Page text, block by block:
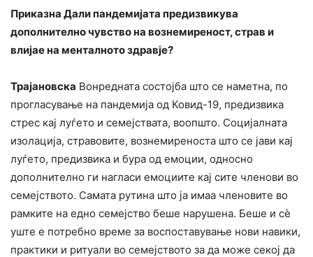
Приказна Дали пандемијата предизвикува
дополнително чувство на вознемиреност, страв и
влијае на менталното здравје?
Трајановска Вонредната состојба што се наметна, по
прогласување на пандемија од Ковид-19, предизвика
стрес кај луѓето и семејствата, воопшто. Социјалната
изолација, стравовите, вознемиреноста што се јави кај
луѓето, предизвика и бура од емоции, односно
дополнително ги нагласи емоциите кај сите членови во
семејството. Самата рутина што ја имаа членовите во
рамките на едно семејство беше нарушена. Беше и сè
уште е потребно време за воспоставување нови навики,
практики и ритуали во семејството за да може секој да